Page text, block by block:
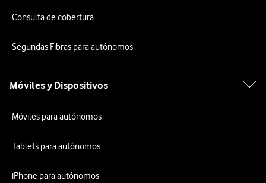
Consulta de cobertura
Segundas Fibras para autónomos
Móviles y Dispositivos
Móviles para autónomos
Tablets para autónomos
iPhone para autónomos